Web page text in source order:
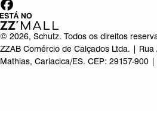
© 2026, Schutz. Todos os direitos
ZZAB Comércio de Calçados Ltda. |
Mathias, Cariacica/ES. CEP: 29157-900